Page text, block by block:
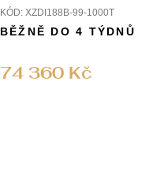
diamanty
KÓD: XZDI188B-99-1000T
74 360 Kč
BĚŽNĚ DO 4 TÝDNŮ